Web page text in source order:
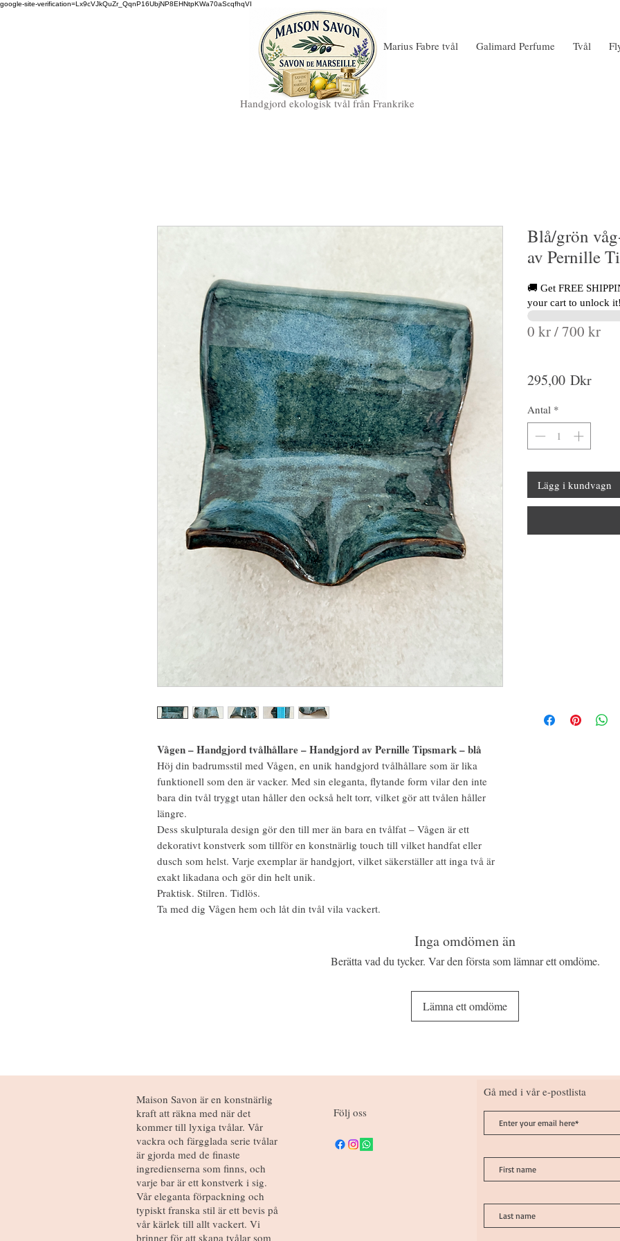
google-site-verification=Lx9cVJkQuZr_QqnP16UbjNP8EHNtpKWa70aScqfhqVI
Marius Fabre tvål Galimard Perfume Tvål
Handgjord ekologisk tvål från Frankrike
Vågen – Handgjord tvålhållare – Handgjord av Pernille Tipsmark – blå
Höj din badrumsstil med Vågen, en unik handgjord tvålhållare som är lika
funktionell som den är vacker. Med sin eleganta, flytande form vilar den inte
bara din tvål tryggt utan håller den också helt torr, vilket gör att tvålen håller
längre.
Dess skulpturala design gör den till mer än bara en tvålfat – Vågen är ett
dekorativt konstverk som tillför en konstnärlig touch till vilket handfat eller
dusch som helst. Varje exemplar är handgjort, vilket säkerställer att inga två är
exakt likadana och gör din helt unik.
Praktisk. Stilren. Tidlös.
Ta med dig Vågen hem och låt din tvål vila vackert.
Blå/grön
av Pernille
🚚 Get FREE
your cart to unlock it!
0 kr / 700 kr
295,00 DkrPris
Antal *
Lägg i kundvagn
Inga omdömen än
Berätta vad du tycker. Var den första som lämnar ett omdöme.
Lämna ett omdöme
Maison Savon är en konstnärlig
kraft att räkna med när det
kommer till lyxiga tvålar. Vår
vackra och färgglada serie tvålar
är gjorda med de finaste
ingredienserna som finns, och
varje bar är ett konstverk i sig.
Vår eleganta förpackning och
typiskt franska stil är ett bevis på
vår kärlek till allt vackert. Vi
brinner för att skapa tvålar som
Följ oss
Gå med i vår e-postlista